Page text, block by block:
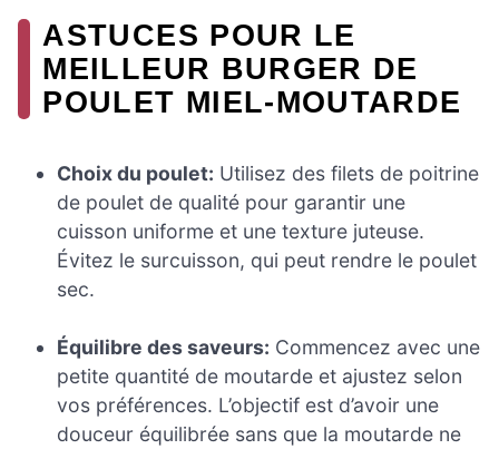
ASTUCES POUR LE
MEILLEUR BURGER DE
POULET MIEL-MOUTARDE
Choix du poulet: Utilisez des filets de poitrine
de poulet de qualité pour garantir une
cuisson uniforme et une texture juteuse.
Évitez le surcuisson, qui peut rendre le poulet
sec.
Équilibre des saveurs: Commencez avec une
petite quantité de moutarde et ajustez selon
vos préférences. L’objectif est d’avoir une
douceur équilibrée sans que la moutarde ne